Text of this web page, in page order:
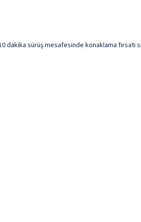
sürüş mesafesinde konaklama fırsatı